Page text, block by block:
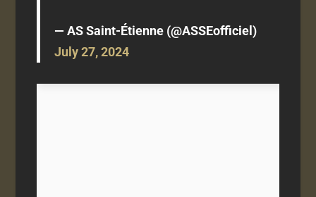
— AS Saint-Étienne (@ASSEofficiel)
July 27, 2024